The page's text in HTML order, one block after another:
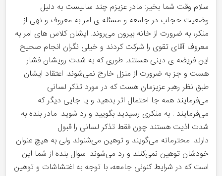
سلام وقت شما بخیر: مادر عزیزم چند سالیست به دلیل
وضعیت حجاب در جامعه و مسئله ی امر به معروف و نهی از
منکر، به ضرورت از خانه بیرون می‌روند. ایشان کلاس های امر به
معروف آقای تقوی را شرکت کردند و‌ خیلی نگران انجام صحیح
این فریضه ی دینی هستند. طوری که به شدت رویشان فشار
هست و جز به ضرورت از منزل خارج نمی‌شوند. اعتقاد ایشان
طبق نظر رهبر عزیزمان هست که در مورد تذکر لسانی
می‌فرمایند همه جا احتمال اثر بدهید و یا جایی دیگر که
می‌فرمایند : به منکری رسیدید بگویید و رد شوید. مادر بنده به
شدت اذیت هستند چون فقط تذکر لسانی را قبول
دارند. محترمانه می‌گویند و توهین می‌شنوند ولی به هیچ عنوان
خودشان توهین نمی‌کنند و رد می‌شوند. سوال بنده از شما این
است که در شرایط کنونی جامعه، با توجه به اغتشاشات و توهین